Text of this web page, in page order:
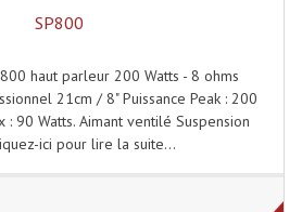
Numérique
Dvd Pour Dj
Platines Cassettes
SP800
haut parleur 200 Watts - 8 ohms
21cm / 8" Puissance Peak : 200
: 90 Watts. Aimant ventilé Suspension
ici pour lire la suite...